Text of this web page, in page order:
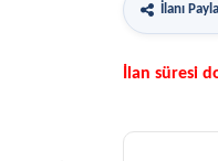
İlanı
İlan süresi